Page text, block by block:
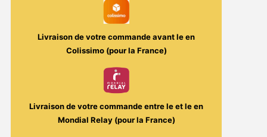
Livraison de votre commande avant leen
Colissimo (pour la France)
Livraison de votre commande entre leet leen
Mondial Relay (pour la France)